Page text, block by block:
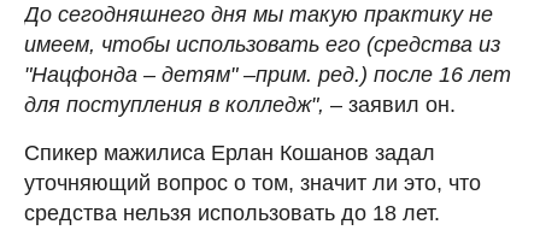
До сегодняшнего дня мы такую практику не
имеем, чтобы использовать его (средства из
"Нацфонда – детям" –прим. ред.) после 16 лет
для поступления в колледж", – заявил он.
Спикер мажилиса Ерлан Кошанов задал
уточняющий вопрос о том, значит ли это, что
средства нельзя использовать до 18 лет.